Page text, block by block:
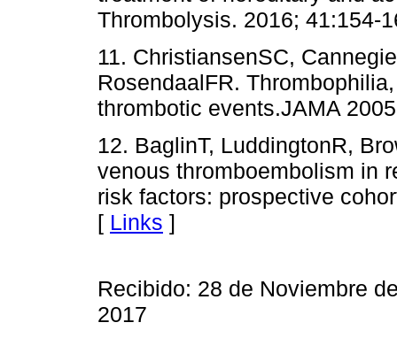
Thrombolysis. 2016; 41:154-
11. ChristiansenSC,
RosendaalFR.
thrombotic events.JAMA
12. BaglinT, LuddingtonR,
venous thromboembolism in
risk factors: prospective
[ Links ]
Recibido: 28 de Noviembre
2017